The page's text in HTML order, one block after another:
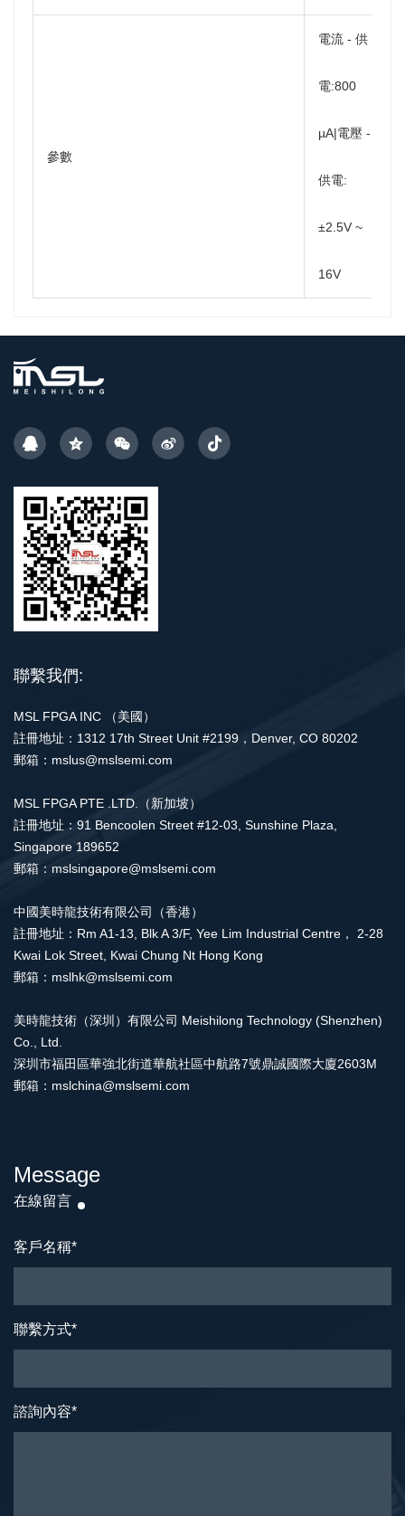
參數
電流 - 供
電:800
µA|電壓 -
供電:
±2.5V ~
16V
聯繫我們:
MSL FPGA INC （美國）
註冊地址：1312 17th Street Unit #2199，Denver, CO 80202
郵箱：mslus@mslsemi.com
MSL FPGA PTE .LTD.（新加坡）
註冊地址：91 Bencoolen Street #12-03, Sunshine Plaza,
Singapore 189652
郵箱：mslsingapore@mslsemi.com
中國美時龍技術有限公司（香港）
註冊地址：Rm A1-13, Blk A 3/F, Yee Lim Industrial Centre， 2-28
Kwai Lok Street, Kwai Chung Nt Hong Kong
郵箱：mslhk@mslsemi.com
美時龍技術（深圳）有限公司 Meishilong Technology (Shenzhen)
Co., Ltd.
深圳市福田區華強北街道華航社區中航路7號鼎誠國際大廈2603M
郵箱：mslchina@mslsemi.com
Message
在線留言
客戶名稱*
聯繫方式*
諮詢內容*